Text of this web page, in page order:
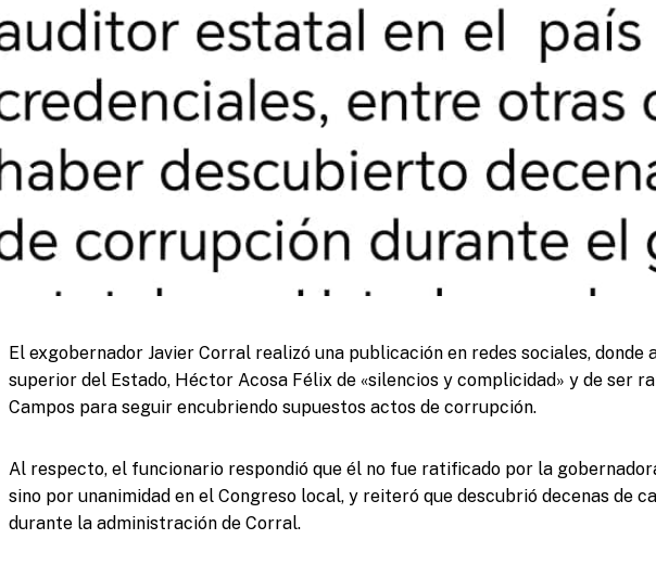
El exgobernador Javier Corral realizó una publicación en redes sociales, donde
superior del Estado, Héctor Acosa Félix de «silencios y complicidad» y de ser
Campos para seguir encubriendo supuestos actos de corrupción.
Al respecto, el funcionario respondió que él no fue ratificado por la
sino por unanimidad en el Congreso local, y reiteró que descubrió decenas de
durante la administración de Corral.